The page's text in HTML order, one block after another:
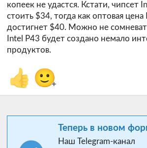
копеек не удастся. Кстати, чипсет
стоить $34, тогда как оптовая цена
достигнет $40. Можно не
Intel P43 будет создано немало
продуктов.
👍 🙂+
Теперь в новом
Наш Telegram-канал